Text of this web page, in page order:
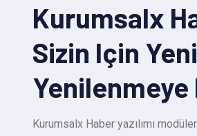
Kurumsalx
Sizin Için
Yenilenmeye
Kurumsalx Haber yazılımı